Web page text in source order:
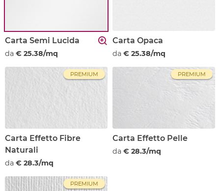
Carta Semi Lucida
da € 25.38/mq
Carta Opaca
da € 25.38/mq
PREMIUM
Carta Effetto Fibre
Naturali
da € 28.3/mq
PREMIUM
Carta Effetto Pelle
da € 28.3/mq
PREMIUM